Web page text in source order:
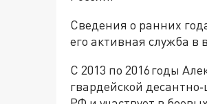
Сведения о ранних
его активная служба в
С 2013 по 2016 годы
гвардейской